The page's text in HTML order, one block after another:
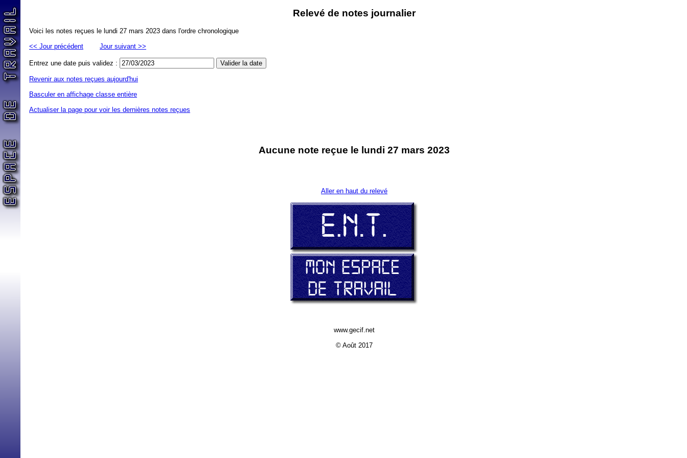
Relevé de notes journalier
Voici les notes reçues le lundi 27 mars 2023 dans l'ordre chronologique
<< Jour précédent
Jour suivant >>
Entrez une date puis validez :
Revenir aux notes reçues aujourd'hui
Basculer en affichage classe entière
Actualiser la page pour voir les dernières notes reçues
Aucune note reçue le lundi 27 mars 2023
Aller en haut du relevé
www.gecif.net
© Août 2017